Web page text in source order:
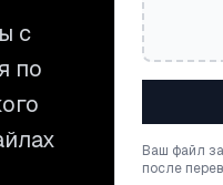
с
по
Ваш файл
после